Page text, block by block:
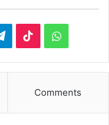
e
i
W
h
Comments